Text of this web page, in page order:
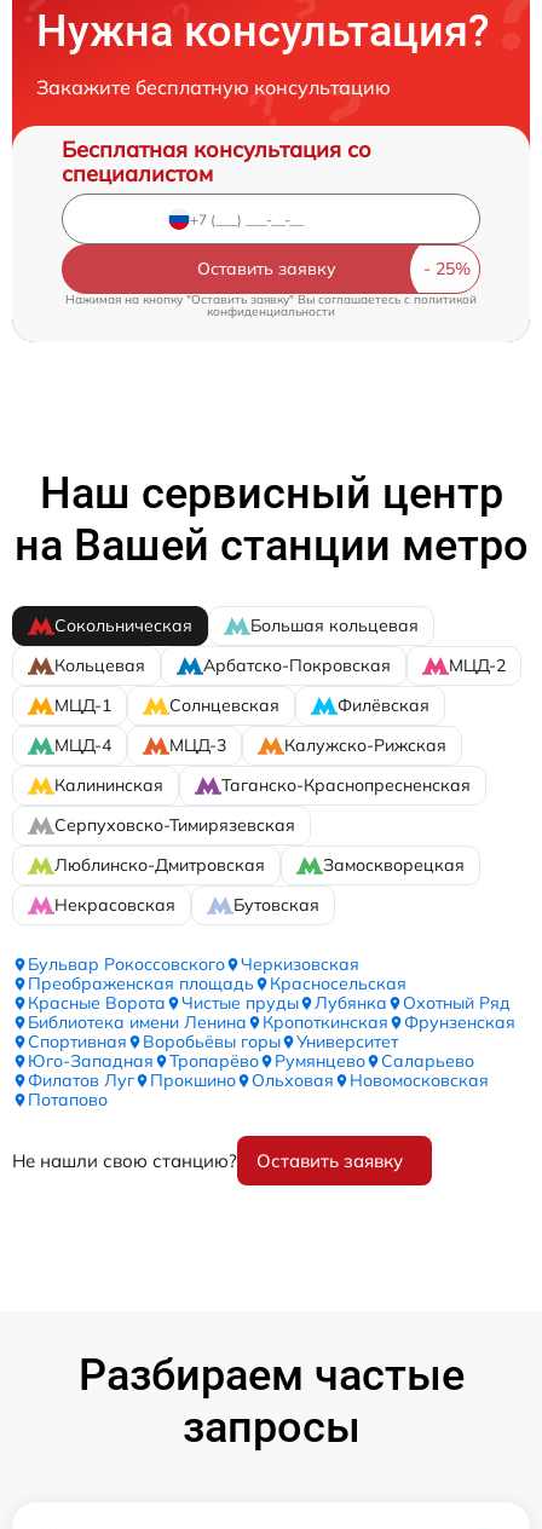
Нужна консультация?
Закажите бесплатную консультацию
Бесплатная консультация со
специалистом
Оставить заявку
Нажимая на кнопку "Оставить заявку" Вы соглашаетесь cполитикой
конфиденциальности
Наш сервисный центр
на Вашей станции метро
Сокольническая
Большая кольцевая
Кольцевая
Арбатско-Покровская
МЦД-2
МЦД-1
Солнцевская
Филёвская
МЦД-4
МЦД-3
Калужско-Рижская
Калининская
Таганско-Краснопресненская
Серпуховско-Тимирязевская
Люблинско-Дмитровская
Замоскворецкая
Некрасовская
Бутовская
Бульвар Рокоссовского
Черкизовская
Преображенская площадь
Красносельская
Красные Ворота
Чистые пруды Лубянка
Охотный Ряд
Библиотека имени Ленина
Кропоткинская
Фрунзенская
Спортивная
Воробьёвы горы
Университет
Юго-Западная
Тропарёво Румянцево
Саларьево
Филатов Луг
Прокшино Ольховая
Новомосковская
Потапово
Не нашли свою станцию? Оставить заявку
Разбираем частые
запросы